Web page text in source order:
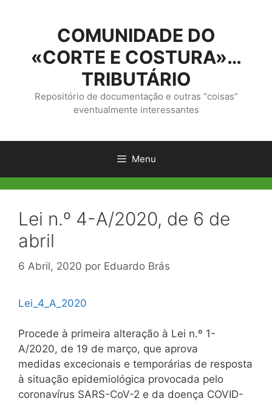
conteúdo
COMUNIDADE DO
«CORTE E COSTURA»…
TRIBUTÁRIO
Repositório de documentação e outras “coisas”
eventualmente interessantes
Menu
Lei n.º 4-A/2020, de 6 de
abril
6 Abril, 2020 por Eduardo Brás
Lei_4_A_2020
Procede à primeira alteração à Lei n.º 1-
A/2020, de 19 de março, que aprova
medidas excecionais e temporárias de resposta
à situação epidemiológica provocada pelo
coronavírus SARS-CoV-2 e da doença COVID-